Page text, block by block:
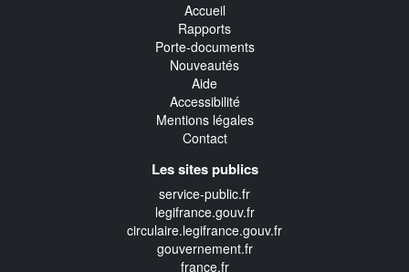
Accueil
Rapports
Porte-documents
Nouveautés
Aide
Accessibilité
Mentions légales
Contact
Les sites publics
service-public.fr
legifrance.gouv.fr
circulaire.legifrance.gouv.fr
gouvernement.fr
france.fr